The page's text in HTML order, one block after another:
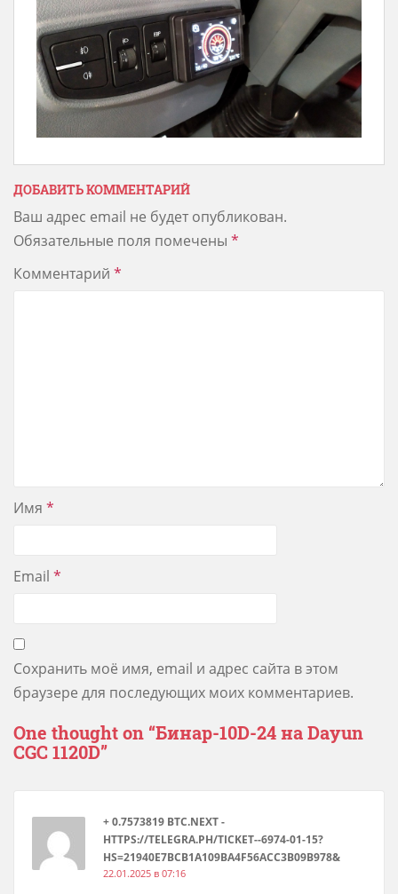
ДОБАВИТЬ КОММЕНТАРИЙ
Ваш адрес email не будет опубликован.
Обязательные поля помечены *
Комментарий *
Имя *
Email *
Сохранить моё имя, email и адрес сайта в этом
браузере для последующих моих комментариев.
One thought on “Бинар-10D-24 на Dayun
CGC 1120D”
+ 0.7573819 BTC.NEXT -
HTTPS://TELEGRA.PH/TICKET--6974-01-15?
HS=21940E7BCB1A109BA4F56ACC3B09B978&
22.01.2025 в 07:16